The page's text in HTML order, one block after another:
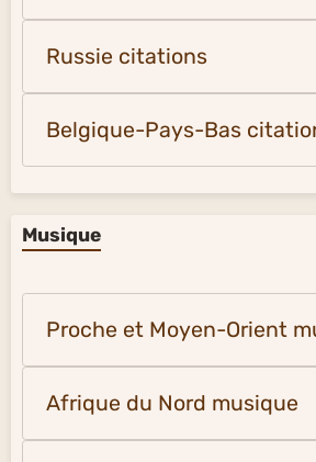
Russie citations
Belgique-Pays-Bas
Musique
Proche et Moyen-Orient
Afrique du Nord musique